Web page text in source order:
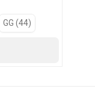
GG (44)